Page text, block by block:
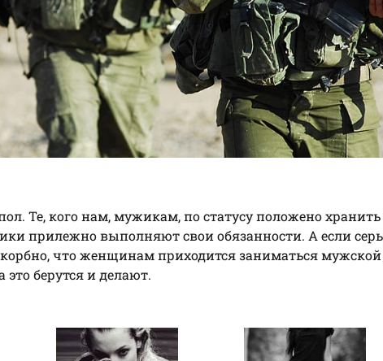
Те, кого нам, мужикам, по статусу положено
прилежно выполняют свои обязанности. А если
что женщинам приходится заниматься
это берутся и делают.